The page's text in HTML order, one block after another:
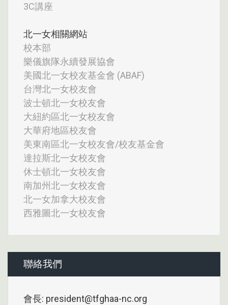
3C講座
北一女相關網站
校本部
樂儀旗隊永續發展協會
美國北一女校友基金會 (ABAF)
台灣北一女校友會
波士頓北一女校友會
大紐約區北一女校友會
大華府地區校友會
美東南區北一女校友會/校友基金會
達拉斯北一女校友會
休士頓北一女校友會
南加州北一女校友會
北一女加拿大校友會
西雅圖北一女校友會
聯絡我們
會長: president@tfghaa-nc.org